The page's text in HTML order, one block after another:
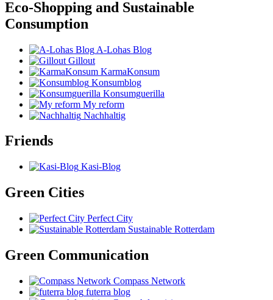
Eco-Shopping and Sustainable
Consumption
A-Lohas Blog
Gillout
KarmaKonsum
Konsumblog
Konsumguerilla
My reform
Nachhaltig
Friends
Kasi-Blog
Green Cities
Perfect City
Sustainable Rotterdam
Green Communication
Compass Network
futerra blog